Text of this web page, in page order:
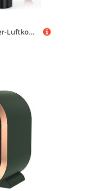
Tragbarer Reifenfüller-Luftkompressor – 150 PSI und 6000 mAh leistungsstarker Reifenfüller, 3-mal schnelleres Aufpumpen, elektrische Luftpumpe mit